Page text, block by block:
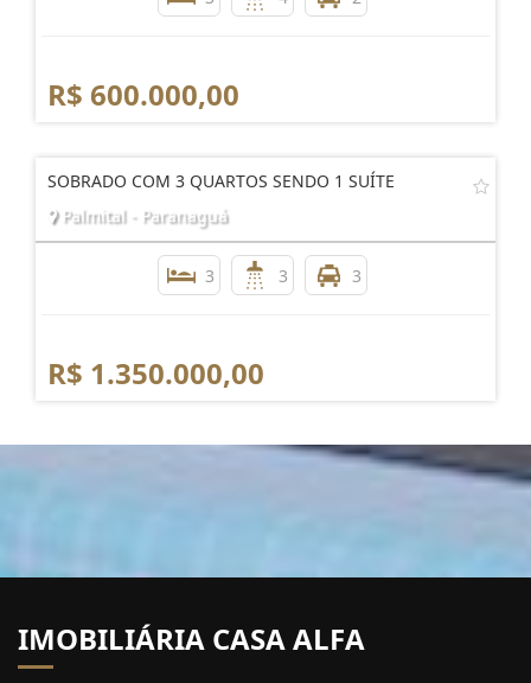
R$ 600.000,00
SOBRADO COM 3 QUARTOS SENDO 1 SUÍTE
Palmital - Paranaguá
3 3 3
R$ 1.350.000,00
IMOBILIÁRIA CASA ALFA